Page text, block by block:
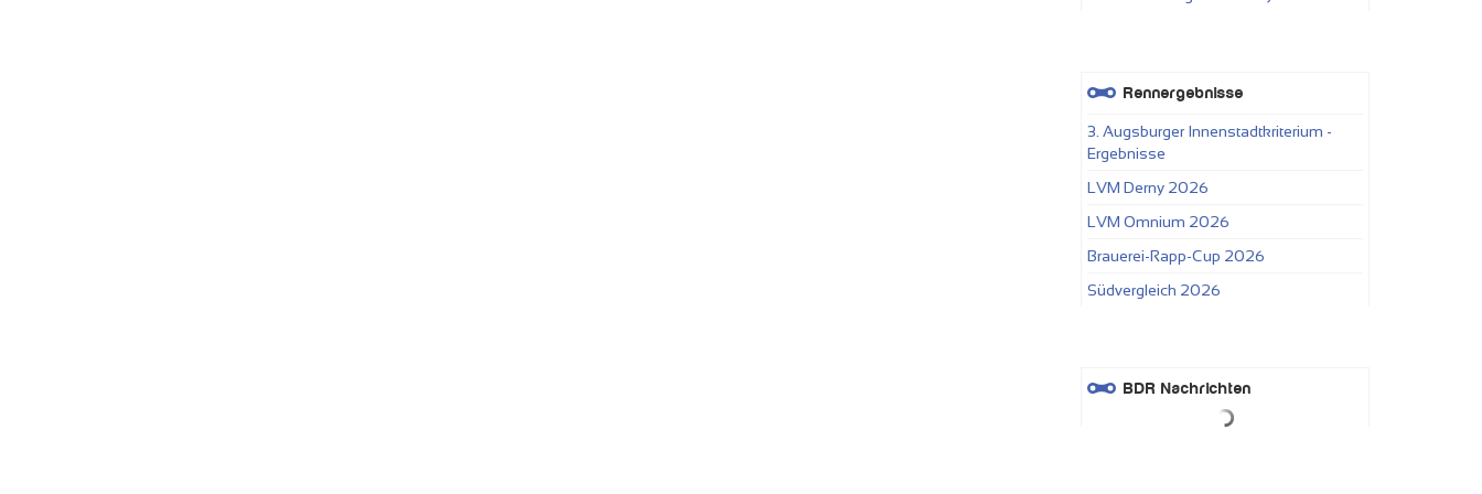
Rennergebnisse
3. Augsburger Innenstadtkriterium -
Ergebnisse
LVM Derny 2026
LVM Omnium 2026
Brauerei-Rapp-Cup 2026
Südvergleich 2026
BDR Nachrichten